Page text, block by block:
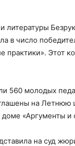
литературы
в число
практики». Этот
560 молодых
на Летнюю
доме «Аргументы и
на суд